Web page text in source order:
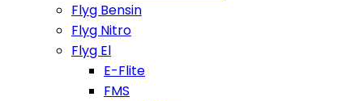
Flyg Bensin
Flyg Nitro
Flyg El
E-Flite
FMS